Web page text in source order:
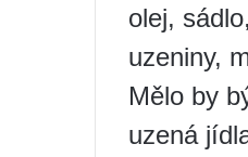
olej,
uzeniny,
Mělo by
uzená